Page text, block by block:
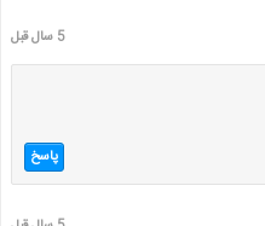
5 سال قبل
پاسخ